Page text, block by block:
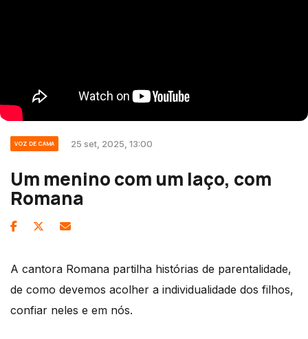
VOZ DE CAMA 25 set, 2025, 13:00
Um menino com um laço, com
Romana
A cantora Romana partilha histórias de parentalidade,
de como devemos acolher a individualidade dos filhos,
confiar neles e em nós.